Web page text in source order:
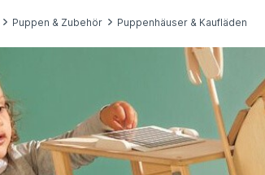
Puppen & Zubehör Puppenhäuser & Kaufläden